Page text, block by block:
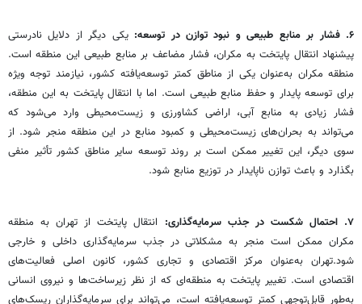
۶. فشار بر منابع طبیعی و نبود توازن در توسعه:
یکی دیگر از دلایل نادرستی
پیشنهاد انتقال پایتخت به مکران، فشار مضاعف بر منابع طبیعی این منطقه است.
منطقه مکران به‌عنوان یکی از مناطق کمتر توسعه‌یافته کشور، نیازمند توجه ویژه
برای توسعه پایدار و حفظ منابع طبیعی است. اما با انتقال پایتخت به این منطقه،
فشار زیادی به منابع آبی، اراضی کشاورزی و زیست‌محیطی وارد می‌شود که
می‌تواند به بحران‌های زیست‌محیطی و کمبود منابع در این منطقه منجر شود. از
سوی دیگر، این تغییر ممکن است بر روند توسعه سایر مناطق کشور تأثیر منفی
بگذارد و باعث توازن ناپایدار در توزیع منابع شود.
۷. احتمال شکست در جذب سرمایه‌گذاری:
انتقال پایتخت از تهران به منطقه
مکران ممکن است منجر به مشکلاتی در جذب سرمایه‌گذاری داخلی و خارجی
شود.تهران به‌عنوان مرکز اقتصادی و تجاری کشور، کانون اصلی فعالیت‌های
اقتصادی است. تغییر پایتخت به منطقه‌ای که از نظر زیرساخت‌ها و نیروی انسانی
به‌طور قابل‌توجهی کمتر توسعه‌یافته است، می‌تواند برای سرمایه‌گذاران ریسک‌های